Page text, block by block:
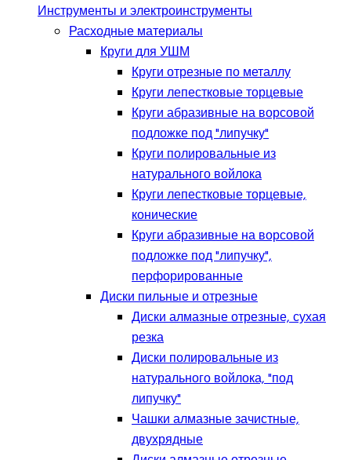
Инструменты и электроинструменты
Расходные материалы
Круги для УШМ
Круги отрезные по металлу
Круги лепестковые торцевые
Круги абразивные на ворсовой
подложке под "липучку"
Круги полировальные из
натурального войлока
Круги лепестковые торцевые,
конические
Круги абразивные на ворсовой
подложке под "липучку",
перфорированные
Диски пильные и отрезные
Диски алмазные отрезные, сухая
резка
Диски полировальные из
натурального войлока, "под
липучку"
Чашки алмазные зачистные,
двухрядные